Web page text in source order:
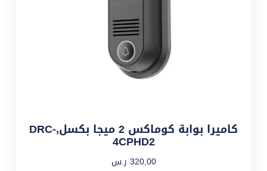
كاميرا بوابة كوماكس 2 ميجا بكسل,DRC-
4CPHD2
320,00 ر.س